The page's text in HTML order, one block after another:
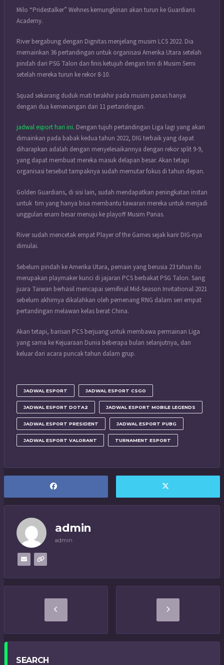
Milo “Pridestalker” Wehnes kemungkinan akan turun ke Guardians
Academy.
River bergabung dengan Dignitas menjelang musim LCS 2022. Dia
memainkan 36 pertandingan untuk organisasi Amerika Utara setelah
pindah dari PSG Talon dan finis ketujuh dengan tim di Musim Semi
setelah mereka turun ke rekor 8-10.
Squad sekarang duduk mati terakhir pada musim panas hanya
dengan dua kemenangan dari 11 pertandingan.
jadwal esport hari ini. Dengan tujuh pertandingan Liga lagi yang akan
dimainkan pada babak kedua tahun 2022, DIG terbaik yang dapat
diharapkan adalah dengan menyelesaikannya dengan rekor split 9-9,
yang dapat membuat mereka masuk delapan besar. Akan tetapi
organisasi tersebut tampaknya sudah memutar fokus di tahun depan.
Golden Guardians, di sisi lain, sudah mendapatkan peningkatan instan
untuk tim yang hanya bisa membantu tawaran mereka untuk menjadi
unggulan enam besar menuju ke playoff Musim Panas.
River sudah mencetak empat Player of the Games sejak karir DIG-nya
dimulai.
Sebelum pindah ke Amerika Utara, pemain yang berusia 23 tahun itu
merupakan playmaker kunci di jajaran PCS berbakat PSG Talon. Sang
juara Taiwan berhasil mencapai semifinal Mid-Season Invitational 2021
sebelum akhirnya dikalahkan oleh pemenang RNG dalam seri empat
pertandingan melawan kelas berat China.
Akan tetapi, barisan PCS berjuang untuk membawa permainan Liga
yang sama ke Kejuaraan Dunia beberapa bulan selanjutnya, dan
keluar dari acara puncak tahun dalam grup.
JADWAL ESPORT JADWAL ESPORT CSGO
JADWAL ESPORT DOTA2 JADWAL ESPORT MOBILE LEGENDS
JADWAL ESPORT PRESIDENT JADWAL ESPORT PUBG
JADWAL ESPORT VALORANT TURNAMENT ESPORT
admin
admin
SEARCH